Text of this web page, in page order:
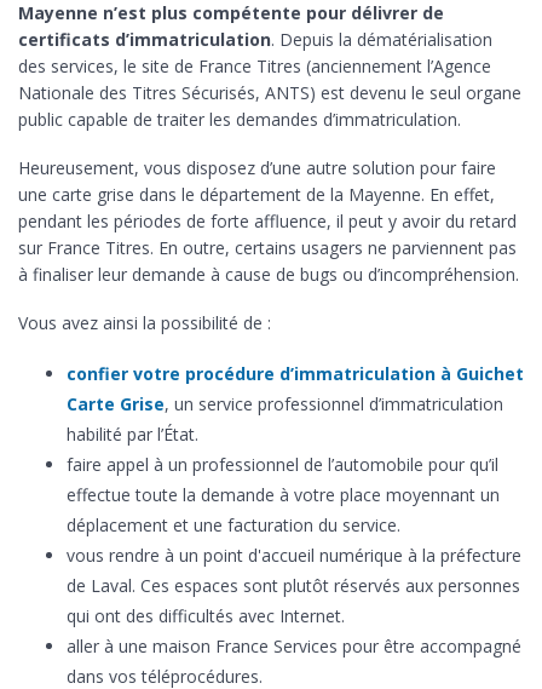
Mayenne n’est plus compétente pour délivrer de
certificats d’immatriculation. Depuis la dématérialisation
des services, le site de France Titres (anciennement l’Agence
Nationale des Titres Sécurisés, ANTS) est devenu le seul organe
public capable de traiter les demandes d’immatriculation.
Heureusement, vous disposez d’une autre solution pour faire
une carte grise dans le département de la Mayenne. En effet,
pendant les périodes de forte affluence, il peut y avoir du retard
sur France Titres. En outre, certains usagers ne parviennent pas
à finaliser leur demande à cause de bugs ou d’incompréhension.
Vous avez ainsi la possibilité de :
confier votre procédure d’immatriculation à Guichet
Carte Grise, un service professionnel d’immatriculation
habilité par l’État.
faire appel à un professionnel de l’automobile pour qu’il
effectue toute la demande à votre place moyennant un
déplacement et une facturation du service.
vous rendre à un point d'accueil numérique à la préfecture
de Laval. Ces espaces sont plutôt réservés aux personnes
qui ont des difficultés avec Internet.
aller à une maison France Services pour être accompagné
dans vos téléprocédures.